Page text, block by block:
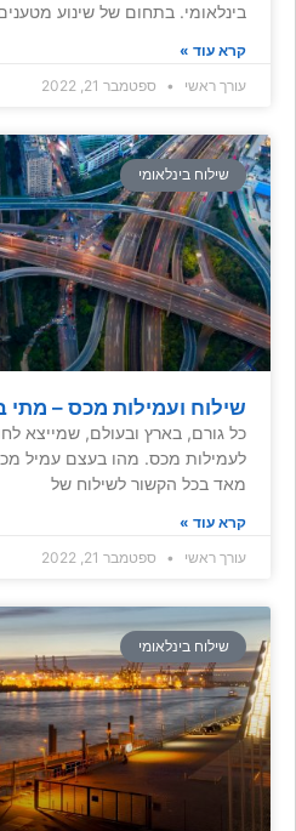
בינלאומי. בתחום של שינוע
קרא עוד »
עורך ראשי
ספטמבר 21, 2022
שילוח בינלאומי
שילוח ועמילות מכס – מתי
כל גורם, בארץ ובעולם, שמייצא
לעמילות מכס. מהו בעצם עמיל
מאד בכל הקשור לשילוח של
קרא עוד »
עורך ראשי
ספטמבר 21, 2022
שילוח בינלאומי